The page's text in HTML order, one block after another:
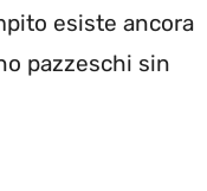
esiste ancora
pazzeschi sin